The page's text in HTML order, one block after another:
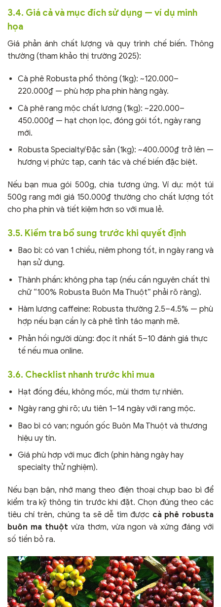
3.4. Giá cả và mục đích sử dụng — ví dụ minh
họa
Giá phản ánh chất lượng và quy trình chế biến. Thông
thường (tham khảo thị trường 2025):
Cà phê Robusta phổ thông (1kg): ~120.000–
220.000₫ — phù hợp pha phin hàng ngày.
Cà phê rang mộc chất lượng (1kg): ~220.000–
450.000₫ — hạt chọn lọc, đóng gói tốt, ngày rang
mới.
Robusta Specialty/Đặc sản (1kg): ~400.000₫ trở lên —
hương vị phức tạp, canh tác và chế biến đặc biệt.
Nếu bạn mua gói 500g, chia tương ứng. Ví dụ: một túi
500g rang mới giá 150.000₫ thường cho chất lượng tốt
cho pha phin và tiết kiệm hơn so với mua lẻ.
3.5. Kiểm tra bổ sung trước khi quyết định
Bao bì: có van 1 chiều, niêm phong tốt, in ngày rang và
hạn sử dụng.
Thành phần: không pha tạp (nếu cần nguyên chất thì
chữ “100% Robusta Buôn Ma Thuột” phải rõ ràng).
Hàm lượng caffeine: Robusta thường 2.5–4.5% — phù
hợp nếu bạn cần ly cà phê tỉnh táo mạnh mẽ.
Phản hồi người dùng: đọc ít nhất 5–10 đánh giá thực
tế nếu mua online.
3.6. Checklist nhanh trước khi mua
Hạt đồng đều, không mốc, mùi thơm tự nhiên.
Ngày rang ghi rõ; ưu tiên 1–14 ngày với rang mộc.
Bao bì có van; nguồn gốc Buôn Ma Thuột và thương
hiệu uy tín.
Giá phù hợp với mục đích (phin hàng ngày hay
specialty thử nghiệm).
Nếu bạn bận, nhớ mang theo điện thoại chụp bao bì để
kiểm tra kỹ thông tin trước khi đặt. Chọn đúng theo các
tiêu chí trên, chúng ta sẽ dễ tìm được cà phê robusta
buôn ma thuột vừa thơm, vừa ngon và xứng đáng với
số tiền bỏ ra.